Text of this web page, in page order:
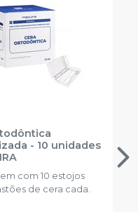
- 10 unidades
com 10 estojos
de cera cada.